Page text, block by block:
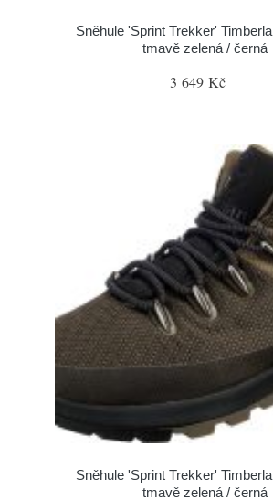
Sněhule 'Sprint Trekker'
tmavě zelená / černá
3 649 Kč
Sněhule 'Sprint Trekker'
tmavě zelená / černá